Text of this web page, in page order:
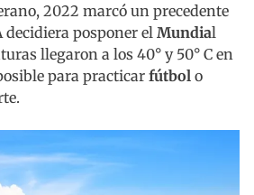
2022 marcó un precedente
decidiera posponer el Mundial
llegaron a los 40° y 50° C en
para practicar fútbol o